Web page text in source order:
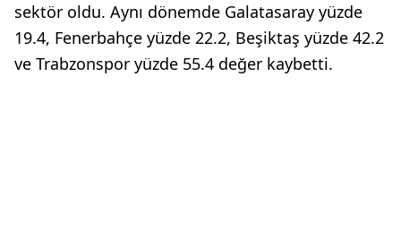
sektör oldu. Aynı dönemde Galatasaray yüzde
19.4, Fenerbahçe yüzde 22.2, Beşiktaş yüzde 42.2
ve Trabzonspor yüzde 55.4 değer kaybetti.